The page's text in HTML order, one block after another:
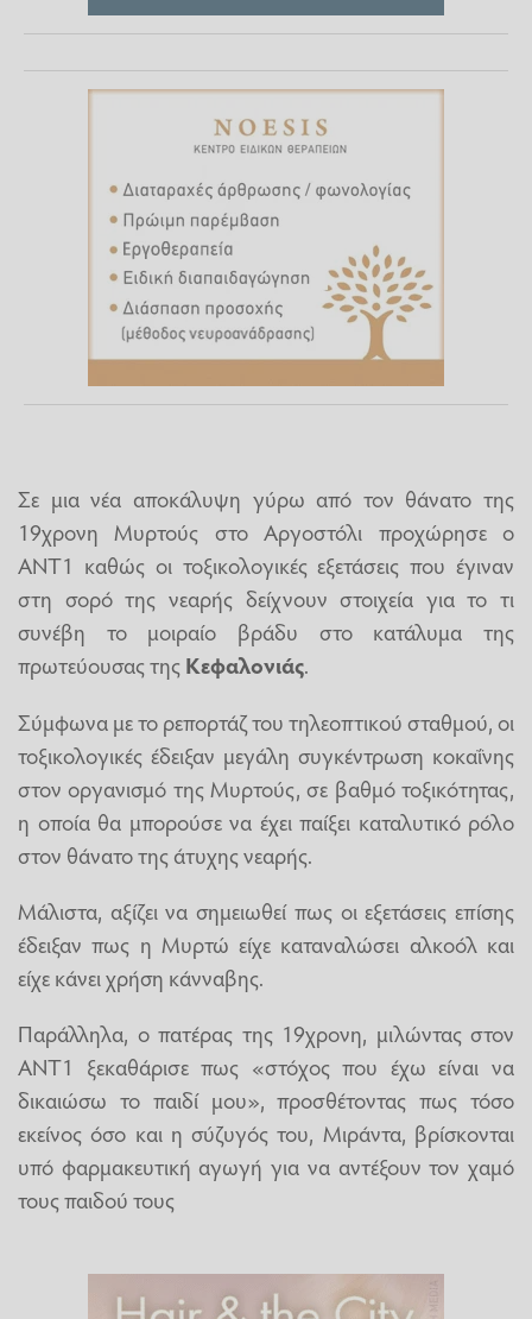
Σε μια νέα αποκάλυψη γύρω από τον θάνατο της
19χρονη Μυρτούς στο Αργοστόλι προχώρησε ο
ΑΝΤ1 καθώς οι τοξικολογικές εξετάσεις που έγιναν
στη σορό της νεαρής δείχνουν στοιχεία για το τι
συνέβη το μοιραίο βράδυ στο κατάλυμα της
πρωτεύουσας της Κεφαλονιάς.
Σύμφωνα με το ρεπορτάζ του τηλεοπτικού σταθμού, οι
τοξικολογικές έδειξαν μεγάλη συγκέντρωση κοκαΐνης
στον οργανισμό της Μυρτούς, σε βαθμό τοξικότητας,
η οποία θα μπορούσε να έχει παίξει καταλυτικό ρόλο
στον θάνατο της άτυχης νεαρής.
Μάλιστα, αξίζει να σημειωθεί πως οι εξετάσεις επίσης
έδειξαν πως η Μυρτώ είχε καταναλώσει αλκοόλ και
είχε κάνει χρήση κάνναβης.
Παράλληλα, ο πατέρας της 19χρονη, μιλώντας στον
ΑΝΤ1 ξεκαθάρισε πως «στόχος που έχω είναι να
δικαιώσω το παιδί μου», προσθέτοντας πως τόσο
εκείνος όσο και η σύζυγός του, Μιράντα, βρίσκονται
υπό φαρμακευτική αγωγή για να αντέξουν τον χαμό
τους παιδού τους